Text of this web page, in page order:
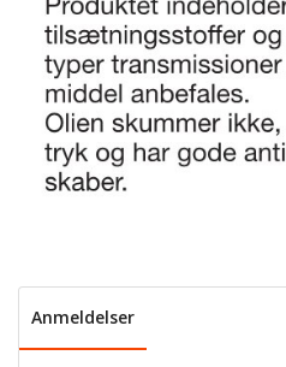
Anmeldelser